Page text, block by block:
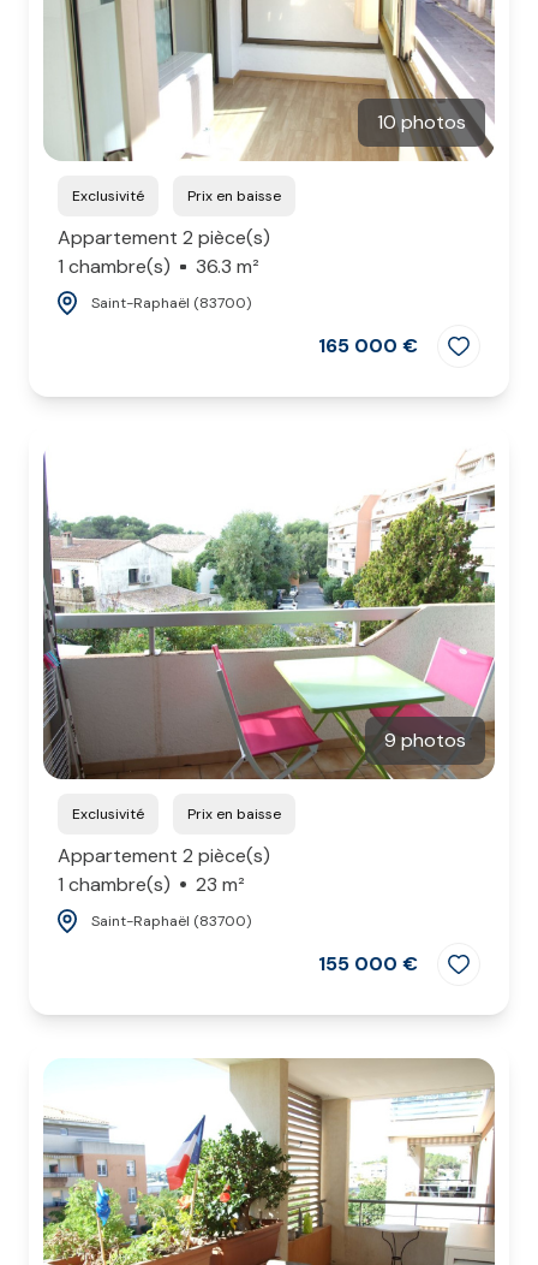
10 photos
Exclusivité Prix en baisse
Appartement 2 pièce(s)
1 chambre(s)
36.3 m²
Saint-Raphaël (83700)
165 000 €
9 photos
Exclusivité Prix en baisse
Appartement 2 pièce(s)
1 chambre(s)
23 m²
Saint-Raphaël (83700)
155 000 €